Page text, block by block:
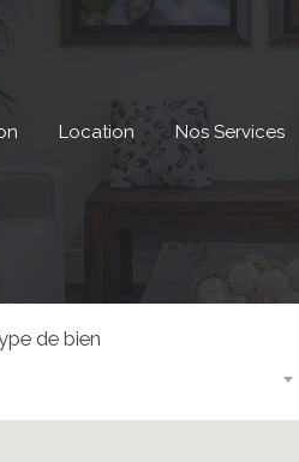
Location Nos Services
de bien